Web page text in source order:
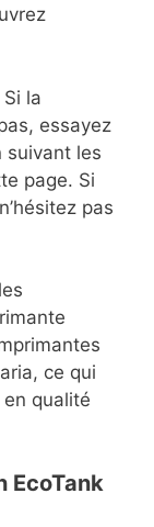
la
essayez
suivant les
page. Si
pas
ce qui
qualité
EcoTank